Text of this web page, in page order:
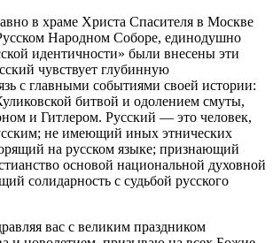
в храме Христа Спасителя в Москве
Народном Соборе, единодушно
идентичности» были внесены эти
чувствует глубинную
с главными событиями своей истории:
битвой и одолением смуты,
и Гитлером. Русский — это человек,
не имеющий иных этнических
на русском языке; признающий
основой национальной духовной
солидарность с судьбой русского
вас с великим праздником